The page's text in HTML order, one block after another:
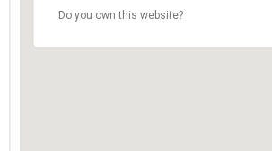
Do you own this website?